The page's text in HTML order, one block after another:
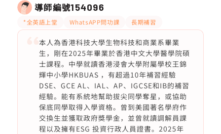
導師編號154096
*全英語上堂 WhatsAPP問功課 長期補習
本人為香港科技大學生物科技和商業系畢業
生，剛在2025年畢業於香港中文大學醫學院碩
士課程。中學就讀香港浸會大學附屬學校王錦
輝中小學HKBUAS ，有超過10年補習經驗
DSE、GCE AL、IAL、AP、IGCSE和IB的補習
經驗。能有系統地幫助拔尖同學奪星，或協助
保底同學取得入學資格。曾到美國著名學府作
交換生並獲取政府獎學金，並曾就讀調解員課
程以及擁有ESG 投資行政人員證書。2025年